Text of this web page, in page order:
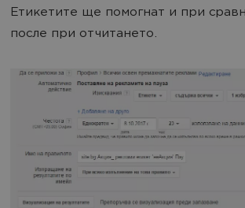
Етикетите ще помогнат и при
после при отчитането.